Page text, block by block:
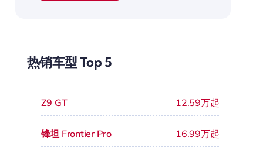
热销车型 Top 5
Z9 GT 12.59万起
锋坦 Frontier Pro 16.99万起